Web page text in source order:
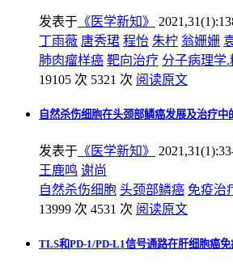
发表于 《医学新知》
丁雨薇 唐秀珺 程怡 朱柠 翁姗姗
肺肉瘤样癌 靶向治疗 分子病理学
19105 次 5321 次 阅读原文
自然杀伤细胞在头颈部鳞癌发展及治疗中
发表于 《医学新知》
王鹿鸣 谢尚
自然杀伤细胞 头颈部鳞癌 免疫治
13999 次 4531 次 阅读原文
TLS和PD-1/PD-L1信号通路在肝细胞癌